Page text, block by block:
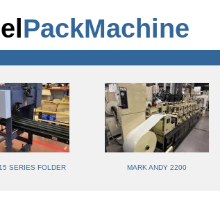
PackMachine
SERIES FOLDER MARK ANDY 2200